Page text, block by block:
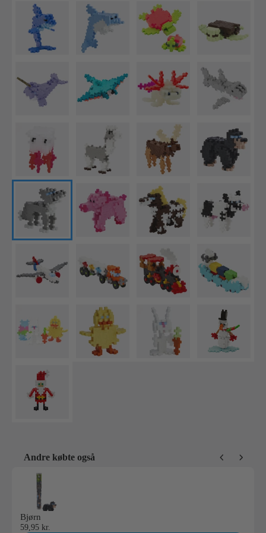
Andre købte også
Use the Previous and Next buttons to navigate through product
Bjørn
59,95 kr.